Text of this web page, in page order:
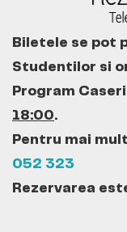
Biletele se pot
Studentilor si
Program
18:00.
Pentru mai
052 323
Rezervarea